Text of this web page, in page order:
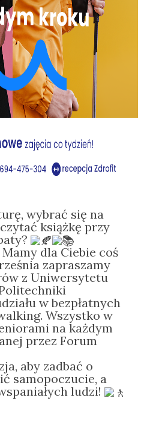
wybrać się na
książkę przy
dla Ciebie coś
zapraszamy
z Uniwersytetu
w bezpłatnych
Wszystko w
na każdym
przez Forum
aby zadbać o
samopoczucie, ​a
ludzi!